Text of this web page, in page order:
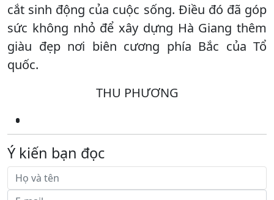
cắt sinh động của cuộc sống. Điều đó đã góp
sức không nhỏ để xây dựng Hà Giang thêm
giàu đẹp nơi biên cương phía Bắc của Tổ
quốc.
THU PHƯƠNG
Ý kiến bạn đọc